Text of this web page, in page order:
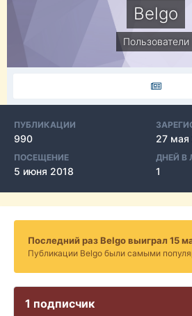
Belgo
Пользователи
ПУБЛИКАЦИИ
990 27 мая
ПОСЕЩЕНИЕ
5 июня 2018
ДНЕЙ В
1
Последний раз Belgo выиграл 15
Публикации Belgo были самыми
1 подписчик